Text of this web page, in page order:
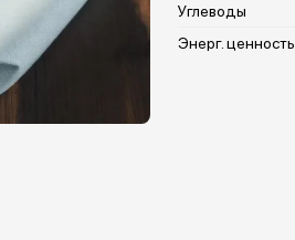
Углеводы
Энерг. ценность